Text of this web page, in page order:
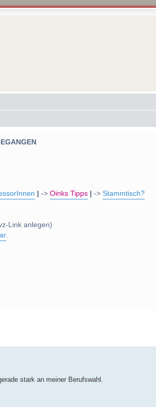
-> Oinks Tipps -> Stammtisch?
Link anlegen)
.
stark an meiner Berufswahl.